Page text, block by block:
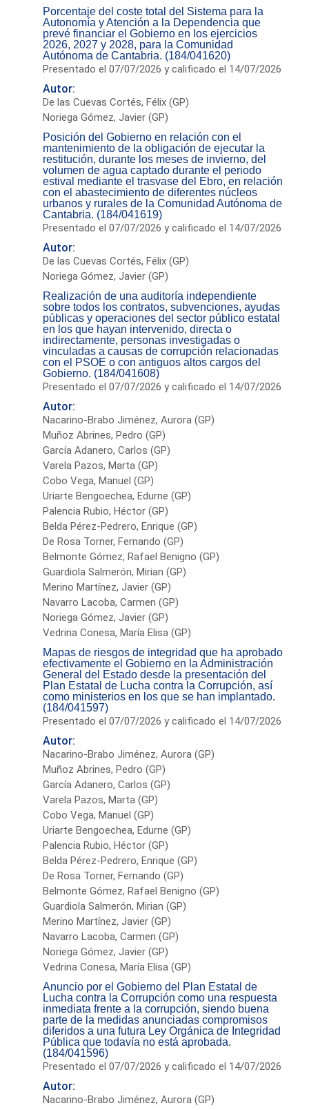
Porcentaje del coste total del Sistema para la
Autonomía y Atención a la Dependencia que
prevé financiar el Gobierno en los ejercicios
2026, 2027 y 2028, para la Comunidad
Autónoma de Cantabria. (184/041620)
Presentado el 07/07/2026 y calificado el 14/07/2026
Autor:
De las Cuevas Cortés, Félix (GP)
Noriega Gómez, Javier (GP)
Posición del Gobierno en relación con el
mantenimiento de la obligación de ejecutar la
restitución, durante los meses de invierno, del
volumen de agua captado durante el periodo
estival mediante el trasvase del Ebro, en relación
con el abastecimiento de diferentes núcleos
urbanos y rurales de la Comunidad Autónoma de
Cantabria. (184/041619)
Presentado el 07/07/2026 y calificado el 14/07/2026
Autor:
De las Cuevas Cortés, Félix (GP)
Noriega Gómez, Javier (GP)
Realización de una auditoría independiente
sobre todos los contratos, subvenciones, ayudas
públicas y operaciones del sector público estatal
en los que hayan intervenido, directa o
indirectamente, personas investigadas o
vinculadas a causas de corrupción relacionadas
con el PSOE o con antiguos altos cargos del
Gobierno. (184/041608)
Presentado el 07/07/2026 y calificado el 14/07/2026
Autor:
Nacarino-Brabo Jiménez, Aurora (GP)
Muñoz Abrines, Pedro (GP)
García Adanero, Carlos (GP)
Varela Pazos, Marta (GP)
Cobo Vega, Manuel (GP)
Uriarte Bengoechea, Edurne (GP)
Palencia Rubio, Héctor (GP)
Belda Pérez-Pedrero, Enrique (GP)
De Rosa Torner, Fernando (GP)
Belmonte Gómez, Rafael Benigno (GP)
Guardiola Salmerón, Mirian (GP)
Merino Martínez, Javier (GP)
Navarro Lacoba, Carmen (GP)
Noriega Gómez, Javier (GP)
Vedrina Conesa, María Elisa (GP)
Mapas de riesgos de integridad que ha aprobado
efectivamente el Gobierno en la Administración
General del Estado desde la presentación del
Plan Estatal de Lucha contra la Corrupción, así
como ministerios en los que se han implantado.
(184/041597)
Presentado el 07/07/2026 y calificado el 14/07/2026
Autor:
Nacarino-Brabo Jiménez, Aurora (GP)
Muñoz Abrines, Pedro (GP)
García Adanero, Carlos (GP)
Varela Pazos, Marta (GP)
Cobo Vega, Manuel (GP)
Uriarte Bengoechea, Edurne (GP)
Palencia Rubio, Héctor (GP)
Belda Pérez-Pedrero, Enrique (GP)
De Rosa Torner, Fernando (GP)
Belmonte Gómez, Rafael Benigno (GP)
Guardiola Salmerón, Mirian (GP)
Merino Martínez, Javier (GP)
Navarro Lacoba, Carmen (GP)
Noriega Gómez, Javier (GP)
Vedrina Conesa, María Elisa (GP)
Anuncio por el Gobierno del Plan Estatal de
Lucha contra la Corrupción como una respuesta
inmediata frente a la corrupción, siendo buena
parte de la medidas anunciadas compromisos
diferidos a una futura Ley Orgánica de Integridad
Pública que todavía no está aprobada.
(184/041596)
Presentado el 07/07/2026 y calificado el 14/07/2026
Autor:
Nacarino-Brabo Jiménez, Aurora (GP)